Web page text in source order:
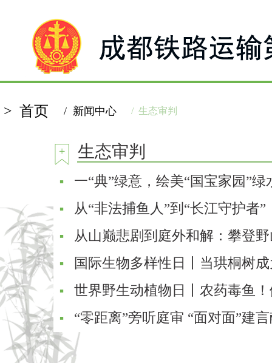
> 首页 / 新闻中心 / 生态审判
生态审判
一“典”绿意，绘美“国宝家园”绿
从“非法捕鱼人”到“长江守护者”
从山巅悲剧到庭外和解：攀登
国际生物多样性日丨当珙桐树
世界野生动植物日丨农药毒鱼
“零距离”旁听庭审 “面对面”建